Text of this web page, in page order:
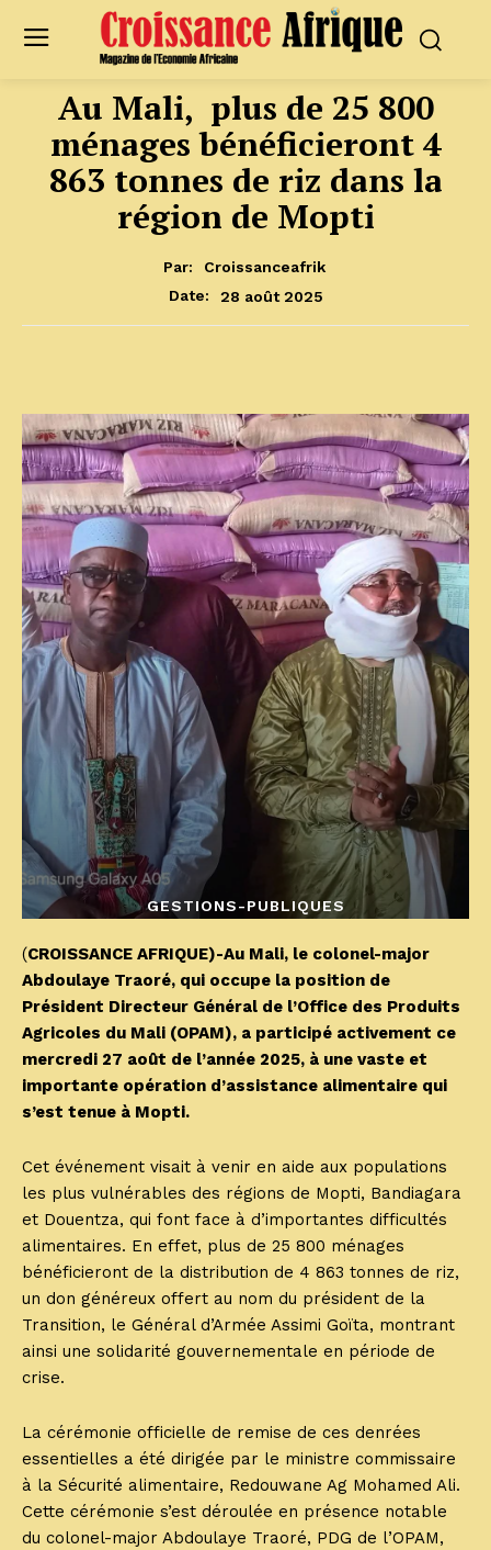
Au Mali, plus de 25 800
ménages bénéficieront 4
863 tonnes de riz dans la
région de Mopti
Par:
Croissanceafrik
Date:
28 août 2025
GESTIONS-PUBLIQUES
(CROISSANCE AFRIQUE)-Au Mali, le colonel-major
Abdoulaye Traoré, qui occupe la position de
Président Directeur Général de l’Office des Produits
Agricoles du Mali (OPAM), a participé activement ce
mercredi 27 août de l’année 2025, à une vaste et
importante opération d’assistance alimentaire qui
s’est tenue à Mopti.
Cet événement visait à venir en aide aux populations
les plus vulnérables des régions de Mopti, Bandiagara
et Douentza, qui font face à d’importantes difficultés
alimentaires. En effet, plus de 25 800 ménages
bénéficieront de la distribution de 4 863 tonnes de riz,
un don généreux offert au nom du président de la
Transition, le Général d’Armée Assimi Goïta, montrant
ainsi une solidarité gouvernementale en période de
crise.
La cérémonie officielle de remise de ces denrées
essentielles a été dirigée par le ministre commissaire
à la Sécurité alimentaire, Redouwane Ag Mohamed Ali.
Cette cérémonie s’est déroulée en présence notable
du colonel-major Abdoulaye Traoré, PDG de l’OPAM,